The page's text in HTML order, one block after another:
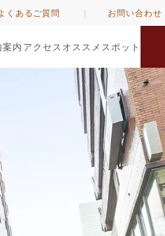
くあるご質問 お問い合わせ
案内 アクセス オススメスポット